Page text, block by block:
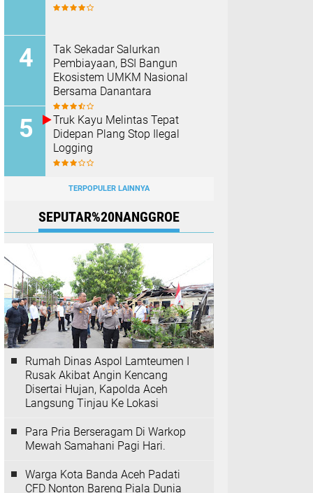
Tak Sekadar Salurkan
Pembiayaan, BSI Bangun
Ekosistem UMKM Nasional
Bersama Danantara
Truk Kayu Melintas Tepat
Didepan Plang Stop Ilegal
Logging
TERPOPULER LAINNYA
SEPUTAR%20NANGGROE
Rumah Dinas Aspol Lamteumen I
Rusak Akibat Angin Kencang
Disertai Hujan, Kapolda Aceh
Langsung Tinjau Ke Lokasi
Para Pria Berseragam Di Warkop
Mewah Samahani Pagi Hari.
Warga Kota Banda Aceh Padati
CFD Nonton Bareng Piala Dunia